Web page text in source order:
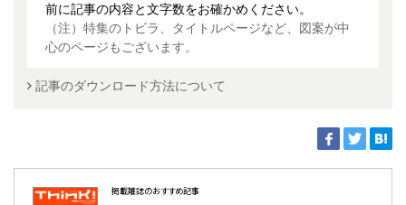
前に記事の内容と文字数をお確かめください。
（注）特集のトビラ、タイトルページなど、図案が中
心のページもございます。
記事のダウンロード方法について
掲載雑誌のおすすめ記事